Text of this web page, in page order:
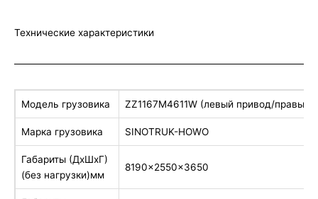
Технические характеристики
Модель грузовика ZZ1167M4611W (левый привод/правый
Марка грузовика SINOTRUK-HOWO
Габариты (ДхШхГ)
(без нагрузки)мм
8190×2550×3650